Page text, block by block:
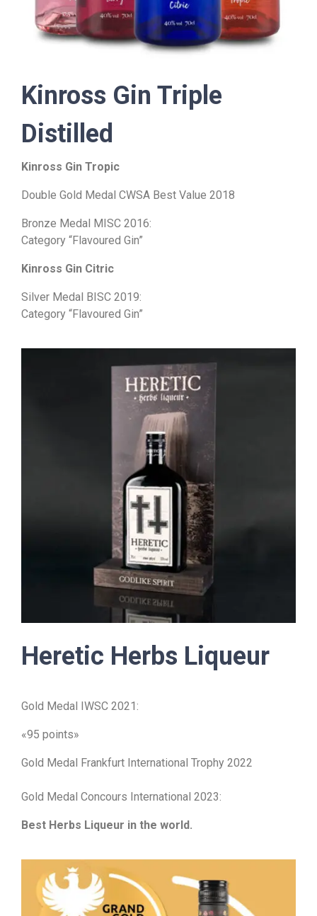
Kinross Gin Triple
Distilled
Kinross Gin Tropic
Double Gold Medal CWSA Best Value 2018
Bronze Medal MISC 2016:
Category “Flavoured Gin”
Kinross Gin Citric
Silver Medal BISC 2019:
Category “Flavoured Gin”
Heretic Herbs Liqueur
Gold Medal IWSC 2021:
«95 points»
Gold Medal Frankfurt International Trophy 2022
Gold Medal Concours International 2023:
Best Herbs Liqueur in the world.